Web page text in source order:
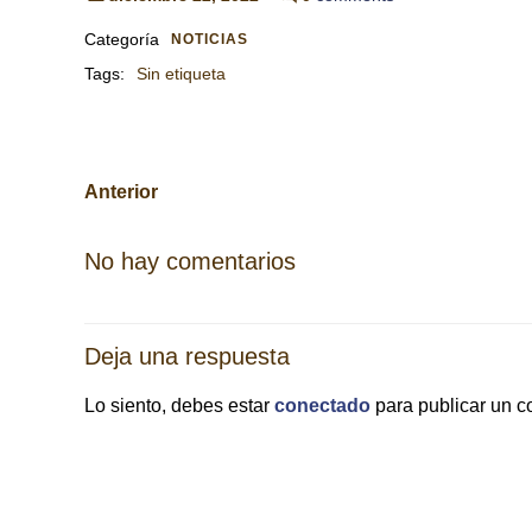
Categoría NOTICIAS
Tags: Sin etiqueta
Navegación
por
entradas
Anterior
No hay comentarios
Deja una respuesta
Lo siento, debes estar conectado para publicar un